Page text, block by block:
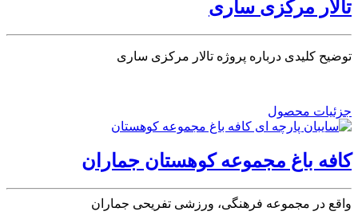
تالار مرکزی ساری
توضیح کلیدی درباره پروژه تالار مرکزی ساری
جزئیات محصول
کافه باغ مجموعه کوهستان جماران
واقع در مجموعه فرهنگی، ورزشی تفریحی جماران